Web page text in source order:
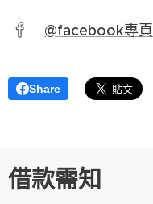
@facebook專頁
Share
借款需知